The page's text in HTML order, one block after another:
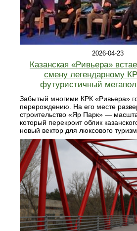
2026-04-23
Казанская «Ривьера»
смену легендарному
футуристичный
Забытый многими КРК «Ривьера»
перерождению. На его месте
строительство «Яр Парк» —
который перекроит облик
новый вектор для люксового